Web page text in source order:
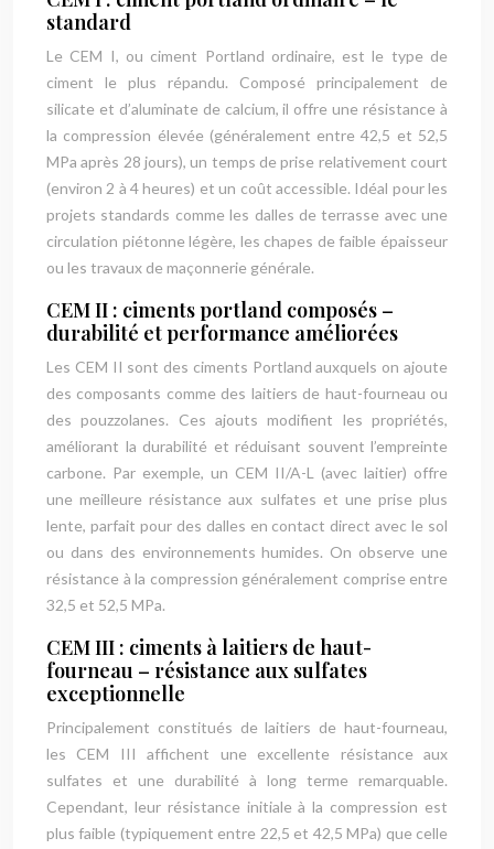
standard
Le CEM I, ou ciment Portland ordinaire, est le type de
ciment le plus répandu. Composé principalement de
silicate et d’aluminate de calcium, il offre une résistance à
la compression élevée (généralement entre 42,5 et 52,5
MPa après 28 jours), un temps de prise relativement court
(environ 2 à 4 heures) et un coût accessible. Idéal pour les
projets standards comme les dalles de terrasse avec une
circulation piétonne légère, les chapes de faible épaisseur
ou les travaux de maçonnerie générale.
CEM II : ciments portland composés –
durabilité et performance améliorées
Les CEM II sont des ciments Portland auxquels on ajoute
des composants comme des laitiers de haut-fourneau ou
des pouzzolanes. Ces ajouts modifient les propriétés,
améliorant la durabilité et réduisant souvent l’empreinte
carbone. Par exemple, un CEM II/A-L (avec laitier) offre
une meilleure résistance aux sulfates et une prise plus
lente, parfait pour des dalles en contact direct avec le sol
ou dans des environnements humides. On observe une
résistance à la compression généralement comprise entre
32,5 et 52,5 MPa.
CEM III : ciments à laitiers de haut-
fourneau – résistance aux sulfates
exceptionnelle
Principalement constitués de laitiers de haut-fourneau,
les CEM III affichent une excellente résistance aux
sulfates et une durabilité à long terme remarquable.
Cependant, leur résistance initiale à la compression est
plus faible (typiquement entre 22,5 et 42,5 MPa) que celle